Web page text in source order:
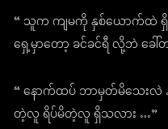
“ သူက ကျမကို နှစ်ယောက်ထဲ
ရှေ့မှာတော့ ခင်ခင်ရီ လို့ဘဲ ခေ
“ နောက်ထပ် ဘာမှတ်မိသေးလဲ
တဲ့လူ ရိပ်မိတဲ့လူ ရှိသလား …”